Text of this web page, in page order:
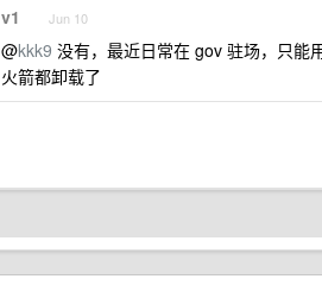
v1 Jun 10
@kkk9 没有，最近日常在 gov 驻场，只能
火箭都卸载了